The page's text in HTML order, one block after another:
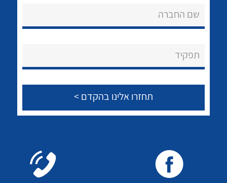
לכל מוצרי היצרן לכל מוצרי היצרן
שם החברה
תפקיד